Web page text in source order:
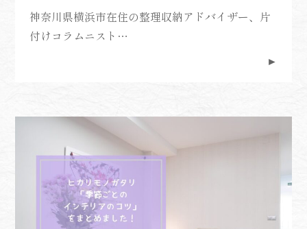
神奈川県横浜市在住の整理収納アドバイザー、片
付けコラムニスト…
►